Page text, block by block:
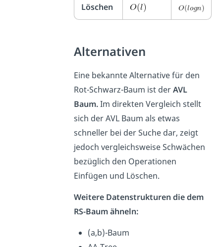
Löschen
Alternativen
Eine bekannte Alternative für den
Rot-Schwarz-Baum ist derAVL
Baum.Im direkten Vergleich stellt
sich der AVL Baum als etwas
schneller bei der Suche dar, zeigt
jedoch vergleichsweise Schwächen
bezüglich den Operationen
Einfügen und Löschen.
Weitere Datenstrukturen die dem
RS-Baum ähneln:
(a,b)-Baum